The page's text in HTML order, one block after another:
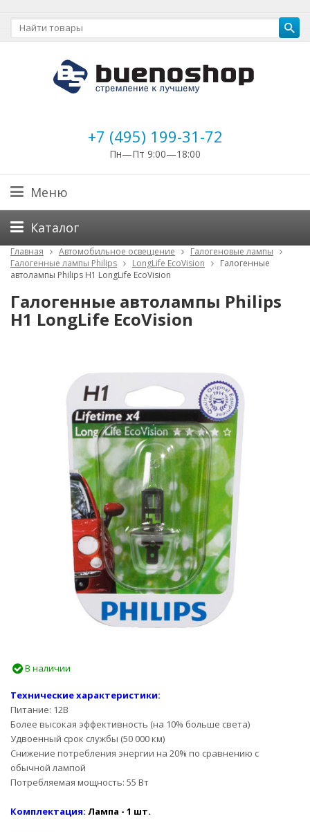
+7 (495) 199-31-72
Пн—Пт 9:00—18:00
Меню
Каталог
Главная Автомобильное освещение
Галогеновые лампы
Галогенные лампы Philips
LongLife EcoVision
Галогенные
автолампы Philips H1 LongLife EcoVision
Галогенные автолампы Philips
H1 LongLife EcoVision
В наличии
Технические характеристики:
Питание: 12В
Более высокая эффективность (на 10% больше света)
Удвоенный срок службы (50 000 км)
Снижение потребления энергии на 20% по сравнению с
обычной лампой
Потребляемая мощность: 55 Вт
Комплектация: Лампа - 1 шт.